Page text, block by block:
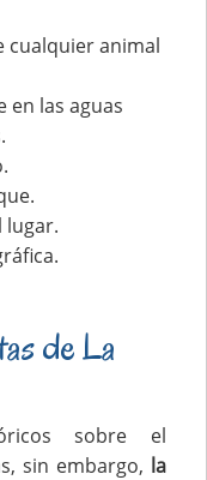
cualquier animal
en las aguas
lugar.
de La
sobre el
sin embargo, la